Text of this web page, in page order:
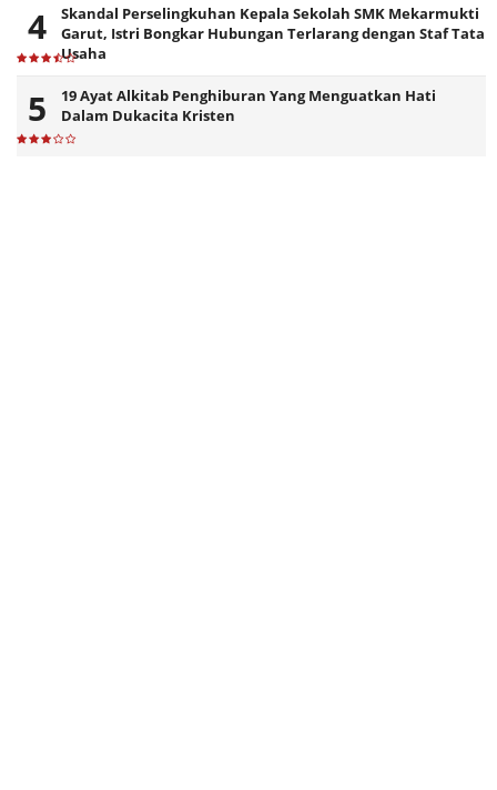
Skandal Perselingkuhan Kepala Sekolah SMK Mekarmukti
Garut, Istri Bongkar Hubungan Terlarang dengan Staf Tata
Usaha
19 Ayat Alkitab Penghiburan Yang Menguatkan Hati
Dalam Dukacita Kristen